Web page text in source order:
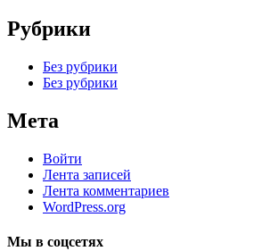
Рубрики
Без рубрики
Без рубрики
Мета
Войти
Лента записей
Лента комментариев
WordPress.org
Мы в соцсетях